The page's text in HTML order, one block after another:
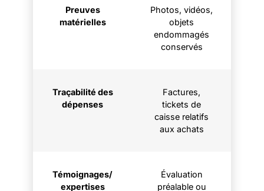
Preuves
matérielles
Photos, vidéos,
objets
endommagés
conservés
Traçabilité des
dépenses
Factures,
tickets de
caisse relatifs
aux achats
Témoignages/
expertises
Évaluation
préalable ou